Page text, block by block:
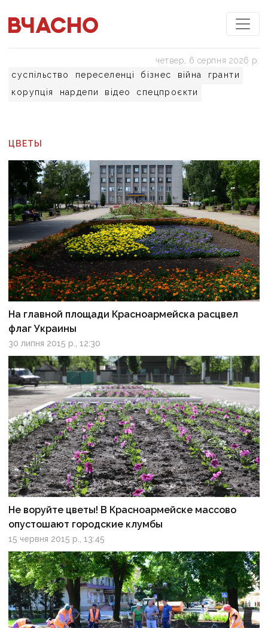
суспільство переселенці бізнес війна
гранти
корупція
нардепи відео спецпроєкти
четвер, 6 серпня 2026 р.
ЦВЕТЫ
На главной площади Красноармейска расцвел
флаг Украины
30 липня 2015 р., 12:30
Не воруйте цветы! В Красноармейске массово
опустошают городские клумбы
15 червня 2015 р., 13:45